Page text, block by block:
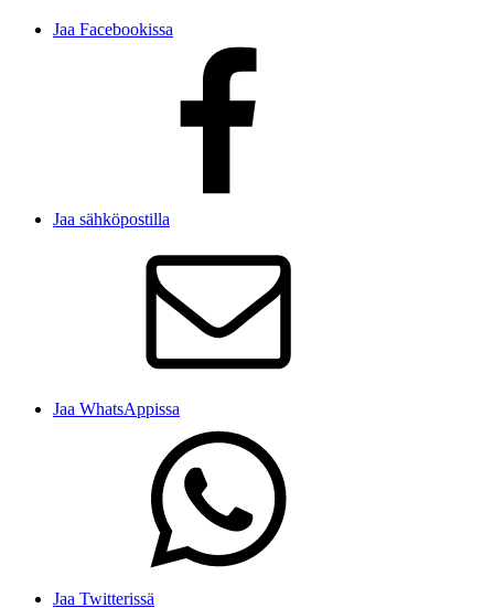
Jaa Facebookissa
Jaa sähköpostilla
Jaa WhatsAppissa
Jaa Twitterissä